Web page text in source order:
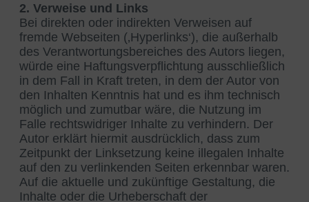
2. Verweise und Links
Bei direkten oder indirekten Verweisen auf
fremde Webseiten (‚Hyperlinks‘), die außerhalb
des Verantwortungsbereiches des Autors liegen,
würde eine Haftungsverpflichtung ausschließlich
in dem Fall in Kraft treten, in dem der Autor von
den Inhalten Kenntnis hat und es ihm technisch
möglich und zumutbar wäre, die Nutzung im
Falle rechtswidriger Inhalte zu verhindern. Der
Autor erklärt hiermit ausdrücklich, dass zum
Zeitpunkt der Linksetzung keine illegalen Inhalte
auf den zu verlinkenden Seiten erkennbar waren.
Auf die aktuelle und zukünftige Gestaltung, die
Inhalte oder die Urheberschaft der